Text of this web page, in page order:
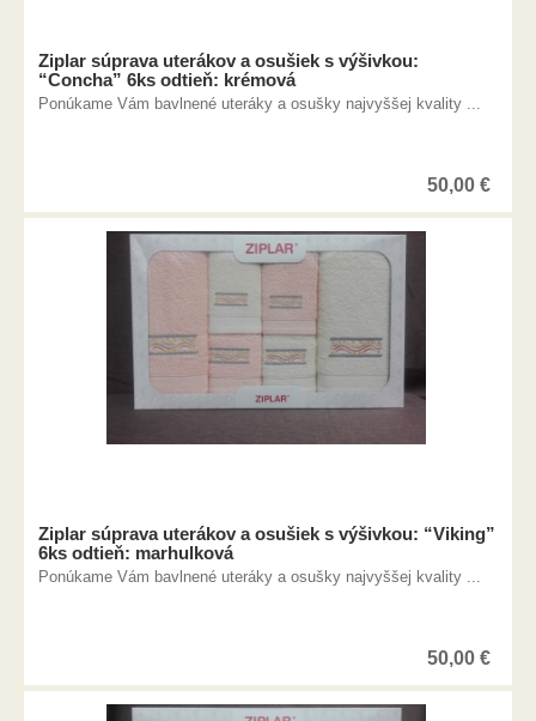
Ziplar súprava uterákov a osušiek s výšivkou:
“Concha” 6ks odtieň: krémová
Ponúkame Vám bavlnené uteráky a osušky najvyššej kvality ...
50,00 €
Ziplar súprava uterákov a osušiek s výšivkou: “Viking”
6ks odtieň: marhulková
Ponúkame Vám bavlnené uteráky a osušky najvyššej kvality ...
50,00 €